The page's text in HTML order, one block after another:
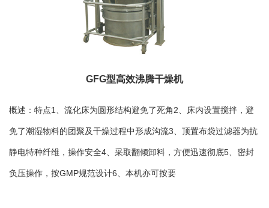
载体催化剂全自动生产线系列
回转圆筒干燥焙烧系列
真空干燥系列
圆盘干燥机系列
新能源新材料行业
公共责任
节能环保
绿色工厂
绿色供应链
人才招聘
联系我们
GFG型高效沸腾干燥机
概述：特点1、流化床为圆形结构避免了死角2、床内设置搅拌，避
免了潮湿物料的团聚及干燥过程中形成沟流3、顶置布袋过滤器为抗
静电特种纤维，操作安全4、采取翻倾卸料，方便迅速彻底5、密封
负压操作，按GMP规范设计6、本机亦可按要